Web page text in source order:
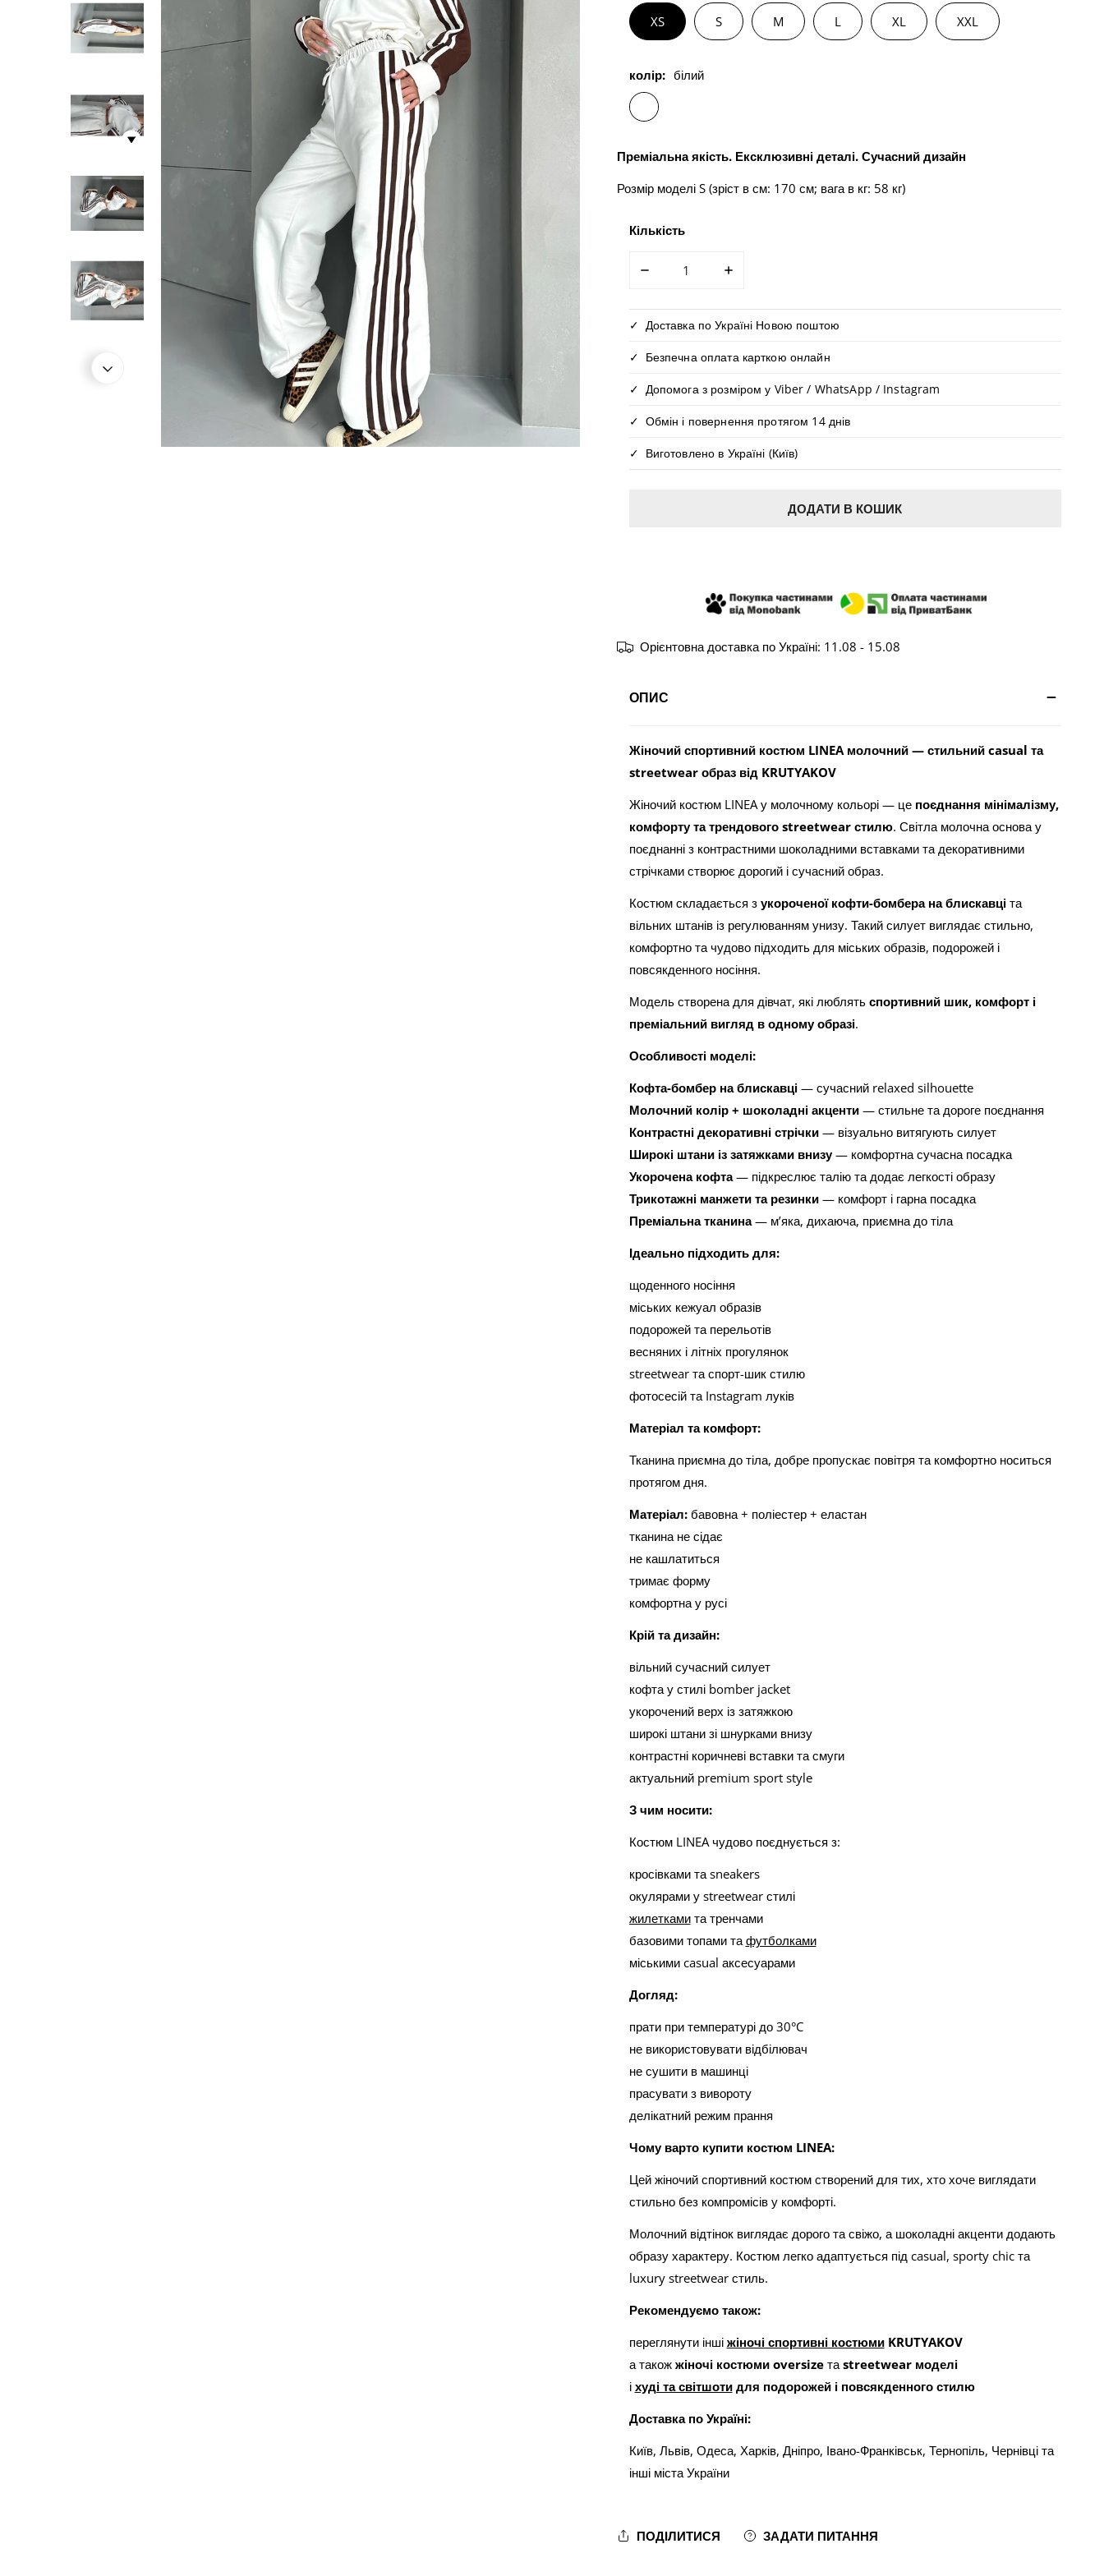
ВІДКРИЙТЕ МЕДІА У ПОДАННІ ГАЛЕРЕЇ
XS S M L XL XXL
колір: білий
Преміальна якість. Ексклюзивні деталі. Сучасний дизайн
Розмір моделі S (зріст в см: 170 см; вага в кг: 58 кг)
Кількість
Доставка по Україні Новою поштою
Безпечна оплата карткою онлайн
Допомога з розміром у Viber / WhatsApp / Instagram
Обмін і повернення протягом 14 днів
Виготовлено в Україні (Київ)
ДОДАТИ В КОШИК
Орієнтовна доставка по Україні: 11.08 - 15.08
ОПИС
Жіночий спортивний костюм LINEA молочний — стильний casual та
streetwear образ від KRUTYAKOV
Жіночий костюм LINEA у молочному кольорі — це поєднання мінімалізму,
комфорту та трендового streetwear стилю. Світла молочна основа у
поєднанні з контрастними шоколадними вставками та декоративними
стрічками створює дорогий і сучасний образ.
Костюм складається з укороченої кофти-бомбера на блискавціта
вільних штанів із регулюванням унизу. Такий силует виглядає стильно,
комфортно та чудово підходить для міських образів, подорожей і
повсякденного носіння.
Модель створена для дівчат, які люблять спортивний шик, комфорт і
преміальний вигляд в одному образі.
Особливості моделі:
Кофта-бомбер на блискавці— сучасний relaxed silhouette
Молочний колір + шоколадні акценти— стильне та дороге поєднання
Контрастні декоративні стрічки— візуально витягують силует
Широкі штани із затяжками внизу— комфортна сучасна посадка
Укорочена кофта— підкреслює талію та додає легкості образу
Трикотажні манжети та резинки— комфорт і гарна посадка
Преміальна тканина— м’яка, дихаюча, приємна до тіла
Ідеально підходить для:
щоденного носіння
міських кежуал образів
подорожей та перельотів
весняних і літніх прогулянок
streetwear та спорт-шик стилю
фотосесій та Instagram луків
Матеріал та комфорт:
Тканина приємна до тіла, добре пропускає повітря та комфортно носиться
протягом дня.
Матеріал:бавовна + поліестер + еластан
тканина не сідає
не кашлатиться
тримає форму
комфортна у русі
Крій та дизайн:
вільний сучасний силует
кофта у стилі bomber jacket
укорочений верх із затяжкою
широкі штани зі шнурками внизу
контрастні коричневі вставки та смуги
актуальний premium sport style
З чим носити:
Костюм LINEA чудово поєднується з:
кросівками та sneakers
окулярами у streetwear стилі
жилеткамита тренчами
базовими топами тафутболками
міськими casual аксесуарами
Догляд:
прати при температурі до 30°C
не використовувати відбілювач
не сушити в машинці
прасувати з вивороту
делікатний режим прання
Чому варто купити костюм LINEA:
Цей жіночий спортивний костюм створений для тих, хто хоче виглядати
стильно без компромісів у комфорті.
Молочний відтінок виглядає дорого та свіжо, а шоколадні акценти додають
образу характеру. Костюм легко адаптується під casual, sporty chic та
luxury streetwear стиль.
Рекомендуємо також:
переглянути інші жіночі спортивні костюмиKRUTYAKOV
а також жіночі костюми oversizeтаstreetwear моделі
і худі та світшотидля подорожей і повсякденного стилю
Доставка по Україні:
Київ, Львів, Одеса, Харків, Дніпро, Івано-Франківськ, Тернопіль, Чернівці та
інші міста України
ПОДІЛИТИСЯ ЗАДАТИ ПИТАННЯ